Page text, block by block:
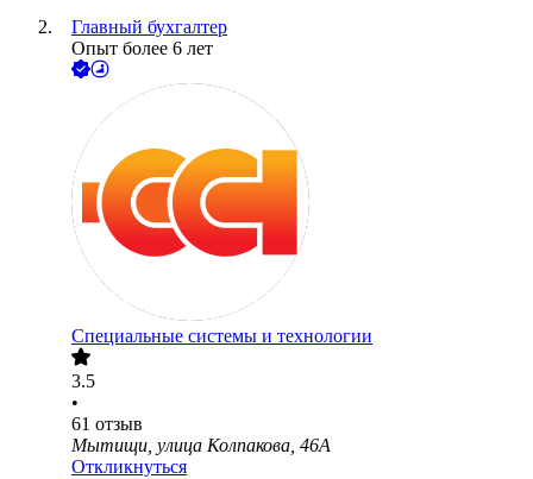
Главный бухгалтер
Опыт более 6 лет
Специальные системы и технологии
3.5
•
61 отзыв
Мытищи, улица Колпакова, 46А
Откликнуться